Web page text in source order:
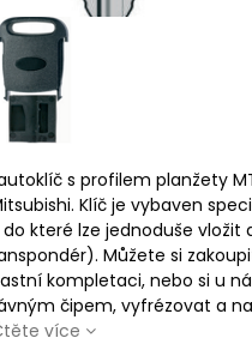
s profilem planžety
Klíč je vybaven
které lze jednoduše vložit
Můžete si
kompletaci, nebo si u
čipem, vyfrézovat a
více